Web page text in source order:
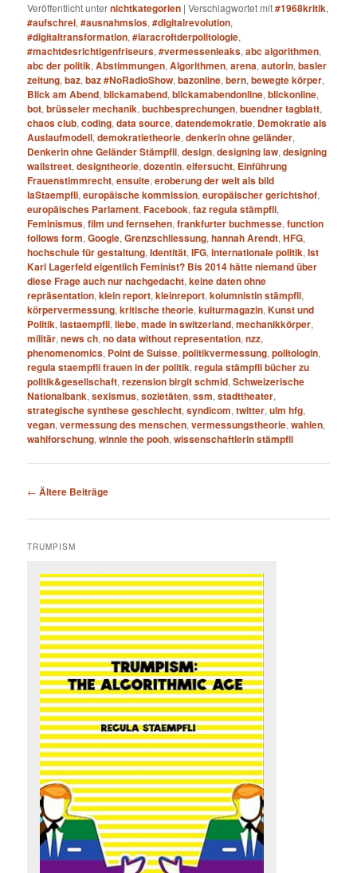
Veröffentlicht unternichtkategorien |Verschlagwortet mit#1968kritik,
#aufschrei,#ausnahmslos,#digitalrevolution,
#digitaltransformation,#laracroftderpolitologie,
#machtdesrichtigenfriseurs,#vermessenleaks,abc algorithmen,
abc der politik,Abstimmungen,Algorithmen,arena,autorin,basler
zeitung,baz,baz #NoRadioShow,bazonline,bern,bewegte körper,
Blick am Abend,blickamabend,blickamabendonline,blickonline,
bot,brüsseler mechanik,buchbesprechungen,buendner tagblatt,
chaos club,coding,data source,datendemokratie, Demokratie als
Auslaufmodell,demokratietheorie,denkerin ohne geländer,
Denkerin ohne Geländer Stämpfli,design,designing law,designing
wallstreet,designtheorie,dozentin,eifersucht, Einführung
Frauenstimmrecht,ensuite,eroberung der welt als bild
laStaempfli,europäische kommission,europäischer gerichtshof,
europäisches Parlament,Facebook,faz regula stämpfli,
Feminismus,film und fernsehen,frankfurter buchmesse,function
follows form,Google,Grenzschliessung,hannah Arendt,HFG,
hochschule für gestaltung,Identität,IFG,internationale politik,Ist
Karl Lagerfeld eigentlich Feminist? Bis 2014 hätte niemand über
diese Frage auch nur nachgedacht,keine daten ohne
repräsentation,klein report,kleinreport,kolumnistin stämpfli,
körpervermessung,kritische theorie,kulturmagazin,Kunst und
Politik,lastaempfli,liebe,made in switzerland,mechanikkörper,
militär,news ch,no data without representation,nzz,
phenomenomics, Point de Suisse,politikvermessung,politologin,
regula staempfli frauen in der politik,regula stämpfli bücher zu
politik&gesellschaft,rezension birgit schmid,Schweizerische
Nationalbank,sexismus,sozietäten,ssm,stadttheater,
strategische synthese geschlecht,syndicom,twitter,ulm hfg,
vegan,vermessung des menschen,vermessungstheorie,wahlen,
wahlforschung,winnie the pooh,wissenschaftlerin stämpfli
Beitragsnavigation
← Ältere Beiträge
TRUMPISM